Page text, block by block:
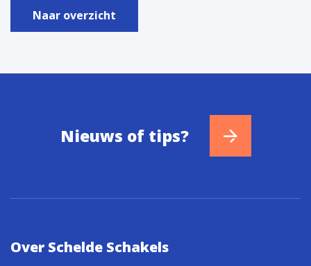
Naar overzicht
Nieuws of tips?
Over Schelde Schakels